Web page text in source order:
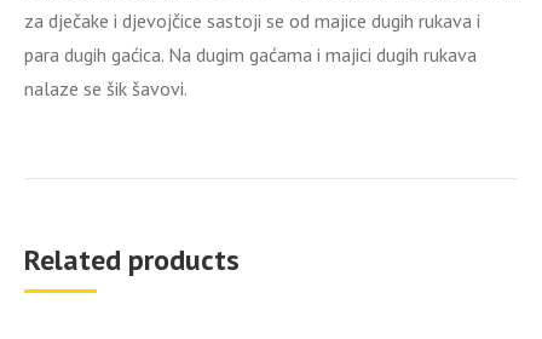
za dječake i djevojčice sastoji se od majice dugih rukava i
para dugih gaćica. Na dugim gaćama i majici dugih rukava
nalaze se šik šavovi.
Related products